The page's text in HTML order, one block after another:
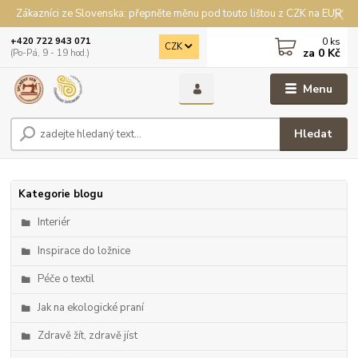
Zákazníci ze Slovenska: přepněte měnu pod touto lištou z CZK na EUR
Menu
CZK
Hledat
+420 722 943 071
(Po-Pá, 9 - 19 hod.)
0 ks
za 0 Kč
Kategorie blogu
Interiér
Inspirace do ložnice
Péče o textil
Jak na ekologické praní
Zdravě žít, zdravě jíst